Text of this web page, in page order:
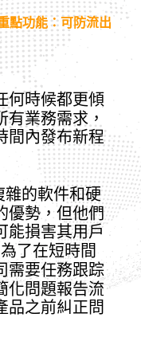
點功能：可防流出
何時候都更傾
有業務需求，
間內發布新程
雜的軟件和硬
優勢，但他們
能損害其用戶
了在短時間
需要任務跟踪
化問題報告流
品之前糾正問